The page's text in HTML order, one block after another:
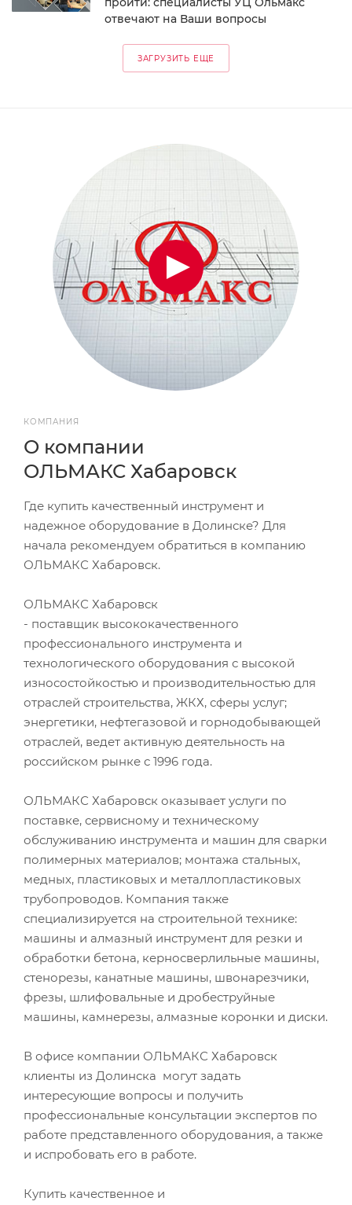
отвечают на Ваши вопросы
ЗАГРУЗИТЬ ЕЩЕ
КОМПАНИЯ
О компании
ОЛЬМАКС Хабаровск
Где купить качественный инструмент и
надежное оборудование в Долинске? Для
начала рекомендуем обратиться в компанию
ОЛЬМАКС Хабаровск.
ОЛЬМАКС Хабаровск
- поставщик высококачественного
профессионального инструмента и
технологического оборудования с высокой
износостойкостью и производительностью для
отраслей строительства, ЖКХ, сферы услуг;
энергетики, нефтегазовой и горнодобывающей
отраслей, ведет активную деятельность на
российском рынке с 1996 года.
ОЛЬМАКС Хабаровск оказывает услуги по
поставке, сервисному и техническому
обслуживанию инструмента и машин для сварки
полимерных материалов; монтажа стальных,
медных, пластиковых и металлопластиковых
трубопроводов. Компания также
специализируется на строительной технике:
машины и алмазный инструмент для резки и
обработки бетона, керносверлильные машины,
стенорезы, канатные машины, швонарезчики,
фрезы, шлифовальные и дробеструйные
машины, камнерезы, алмазные коронки и диски.
В офисе компании ОЛЬМАКС Хабаровск
клиенты из Долинска могут задать
интересующие вопросы и получить
профессиональные консультации экспертов по
работе представленного оборудования, а также
и испробовать его в работе.
Купить качественное и